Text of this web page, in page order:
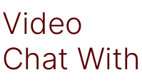
Video
Chat With